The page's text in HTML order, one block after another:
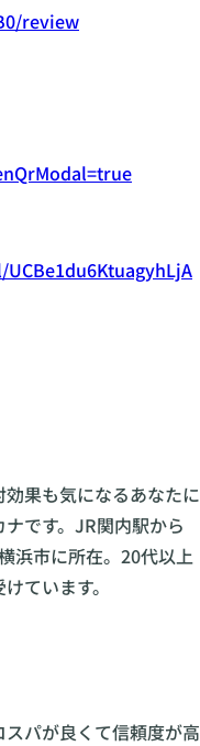
review
果も気になるあなたに
です。JR関内駅から
浜市に所在。20代以上
ています。
パが良くて信頼度が高